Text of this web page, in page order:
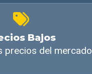
Bajos
precios del mercado